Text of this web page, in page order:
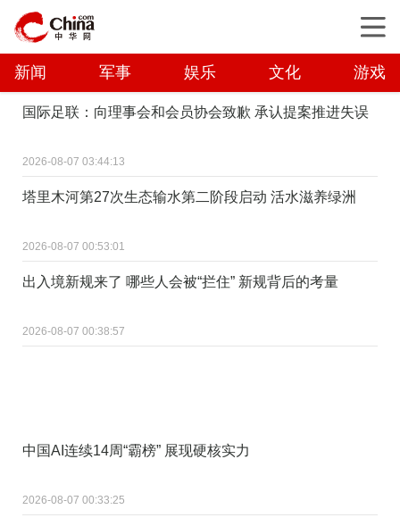
新闻 军事 娱乐 文化 游戏
国际足联：向理事会和会员协会致歉 承认提案推进失误
2026-08-07 03:44:13
塔里木河第27次生态输水第二阶段启动 活水滋养绿洲
2026-08-07 00:53:01
出入境新规来了 哪些人会被“拦住” 新规背后的考量
2026-08-07 00:38:57
中国AI连续14周“霸榜” 展现硬核实力
2026-08-07 00:33:25